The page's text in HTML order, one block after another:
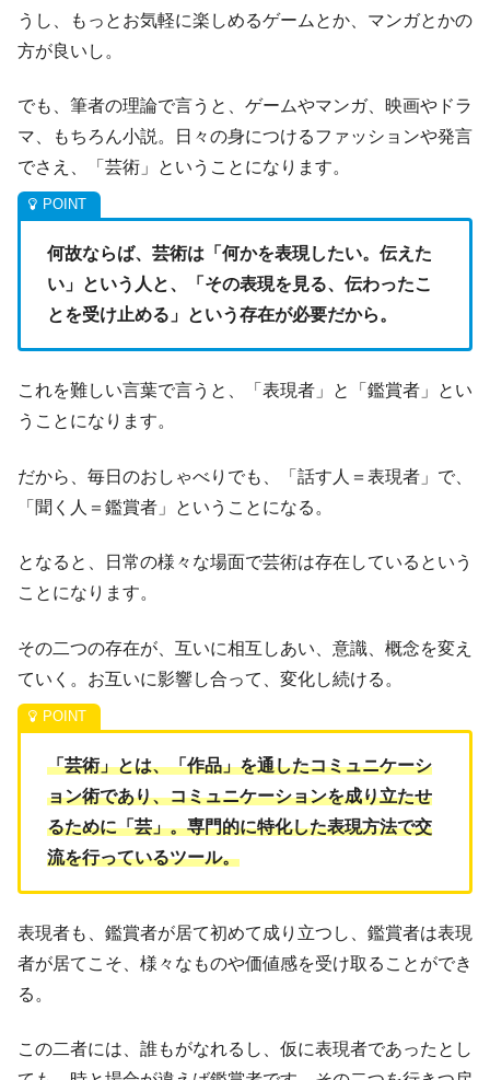
うし、もっとお気軽に楽しめるゲームとか、マンガとかの
方が良いし。
でも、筆者の理論で言うと、ゲームやマンガ、映画やドラ
マ、もちろん小説。日々の身につけるファッションや発言
でさえ、「芸術」ということになります。
何故ならば、芸術は「何かを表現したい。伝えた
い」という人と、「その表現を見る、伝わったこ
とを受け止める」という存在が必要だから。
これを難しい言葉で言うと、「表現者」と「鑑賞者」とい
うことになります。
だから、毎日のおしゃべりでも、「話す人＝表現者」で、
「聞く人＝鑑賞者」ということになる。
となると、日常の様々な場面で芸術は存在しているという
ことになります。
その二つの存在が、互いに相互しあい、意識、概念を変え
ていく。お互いに影響し合って、変化し続ける。
「芸術」とは、「作品」を通したコミュニケーシ
ョン術であり、コミュニケーションを成り立たせ
るために「芸」。専門的に特化した表現方法で交
流を行っているツール。
表現者も、鑑賞者が居て初めて成り立つし、鑑賞者は表現
者が居てこそ、様々なものや価値感を受け取ることができ
る。
この二者には、誰もがなれるし、仮に表現者であったとし